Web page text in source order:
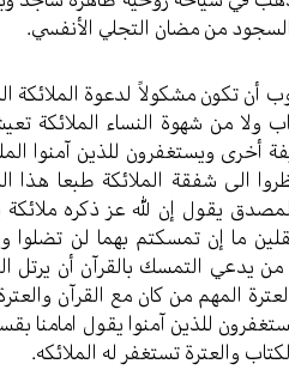
من مضان التجلي الأنفسي.
تكون مشكولاً لدعوة الملائكة
ولا من شهوة النساء الملائكة
أخرى ويستغفرون للذين آمنوا
الى شفقة الملائكة طبعا هذا
يقول إن لله عز ذكره
ما إن تمسكتم بهما لن
من يدعي التمسك بالقرآن أن يرتل
المهم من كان مع القرآن
للذين آمنوا يقول امامنا بقسم
والعترة تستغفر له الملائكه.